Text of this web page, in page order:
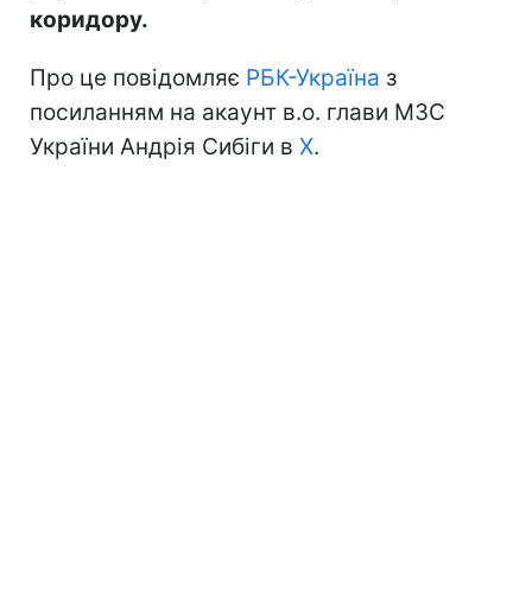
коридору.
Про це повідомляє РБК-Україна з
посиланням на акаунт в.о. глави МЗС
України Андрія Сибіги в Х.